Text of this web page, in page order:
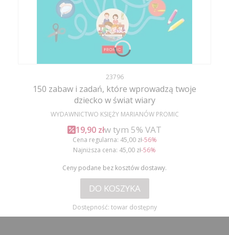
Kod produktu
23796
150 zabaw i zadań, które wprowadzą twoje
dziecko w świat wiary
PRODUCENT
WYDAWNICTWO KSIĘŻY MARIANÓW PROMIC
Cena promocyjna brutto
19,90 złw tym %s VAT
w tym 5% VAT
Cena regularna: 45,00 zł-56%
Najniższa cena: 45,00 zł-56%
Ceny podane bez kosztów dostawy.
DO KOSZYKA
Dostępność: towar dostępny